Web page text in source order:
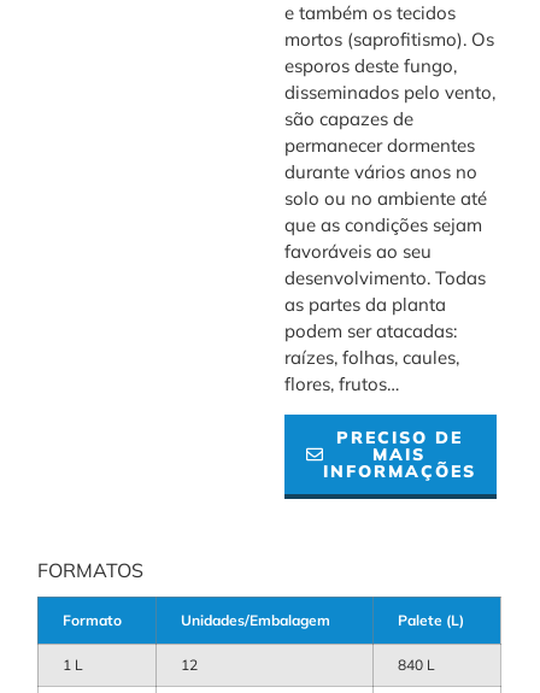
e também os tecidos
mortos (saprofitismo). Os
esporos deste fungo,
disseminados pelo vento,
são capazes de
permanecer dormentes
durante vários anos no
solo ou no ambiente até
que as condições sejam
favoráveis ao seu
desenvolvimento. Todas
as partes da planta
podem ser atacadas:
raízes, folhas, caules,
flores, frutos…
PRECISO DE
MAIS
INFORMAÇÕES
FORMATOS
Formato Unidades/Embalagem Palete (L)
1 L 12 840 L